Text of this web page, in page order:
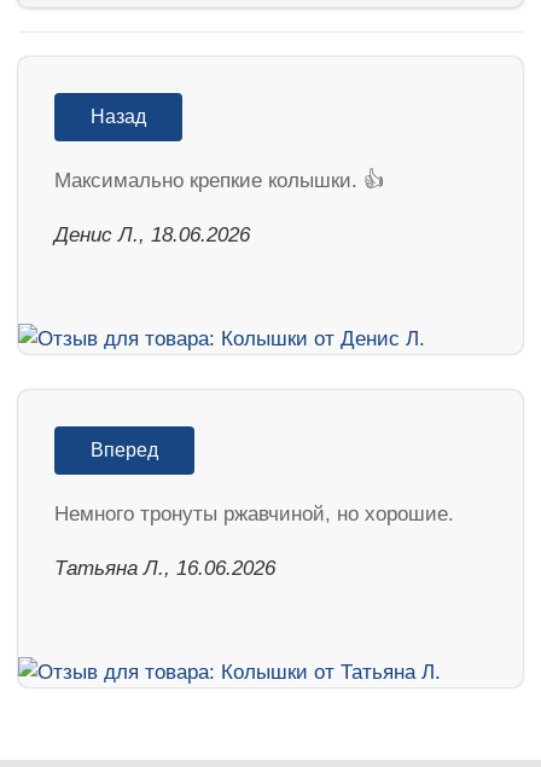
Назад
Максимально крепкие колышки. 👍
Денис Л., 18.06.2026
Вперед
Немного тронуты ржавчиной, но хорошие.
Татьяна Л., 16.06.2026